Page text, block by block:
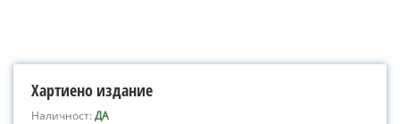
Хартиено издание
Наличност:ДА